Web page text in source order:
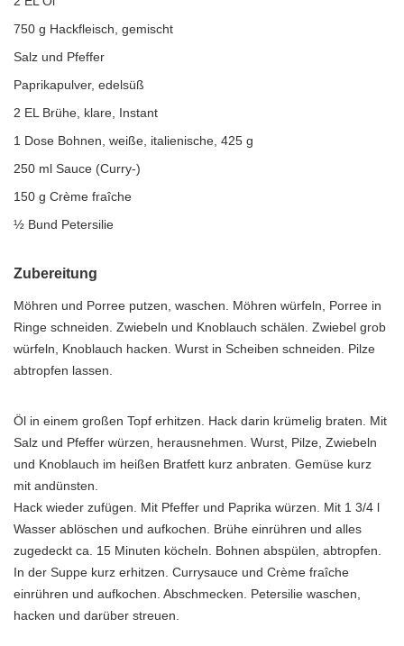
750 g Hackfleisch, gemischt
Salz und Pfeffer
Paprikapulver, edelsüß
2 EL Brühe, klare, Instant
1 Dose Bohnen, weiße, italienische, 425 g
250 ml Sauce (Curry-)
150 g Crème fraîche
½ Bund Petersilie
Zubereitung
Möhren und Porree putzen, waschen. Möhren würfeln, Porree in
Ringe schneiden. Zwiebeln und Knoblauch schälen. Zwiebel grob
würfeln, Knoblauch hacken. Wurst in Scheiben schneiden. Pilze
abtropfen lassen.
Öl in einem großen Topf erhitzen. Hack darin krümelig braten. Mit
Salz und Pfeffer würzen, herausnehmen. Wurst, Pilze, Zwiebeln
und Knoblauch im heißen Bratfett kurz anbraten. Gemüse kurz
mit andünsten.
Hack wieder zufügen. Mit Pfeffer und Paprika würzen. Mit 1 3/4 l
Wasser ablöschen und aufkochen. Brühe einrühren und alles
zugedeckt ca. 15 Minuten köcheln. Bohnen abspülen, abtropfen.
In der Suppe kurz erhitzen. Currysauce und Crème fraîche
einrühren und aufkochen. Abschmecken. Petersilie waschen,
hacken und darüber streuen.